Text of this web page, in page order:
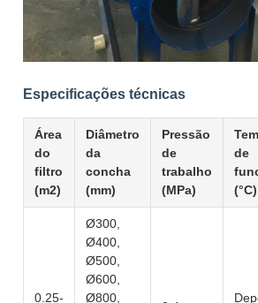
Especificações técnicas
Área
do
filtro
(m2)
Diâmetro
da
concha
(mm)
Pressão
de
trabalho
(MPa)
de
(°C)
0.25-
Ø300,
Ø400,
Ø500,
Ø600,
Ø800,